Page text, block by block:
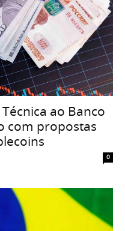
ao Banco
com propostas
0